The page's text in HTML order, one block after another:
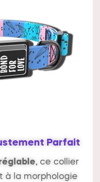
Parfait
, ce collier
à la morphologie